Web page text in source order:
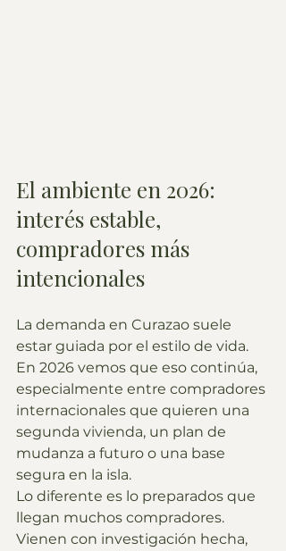
El ambiente en 2026:
interés estable,
compradores más
intencionales
La demanda en Curazao suele
estar guiada por el estilo de vida.
En 2026 vemos que eso continúa,
especialmente entre compradores
internacionales que quieren una
segunda vivienda, un plan de
mudanza a futuro o una base
segura en la isla.
Lo diferente es lo preparados que
llegan muchos compradores.
Vienen con investigación hecha,